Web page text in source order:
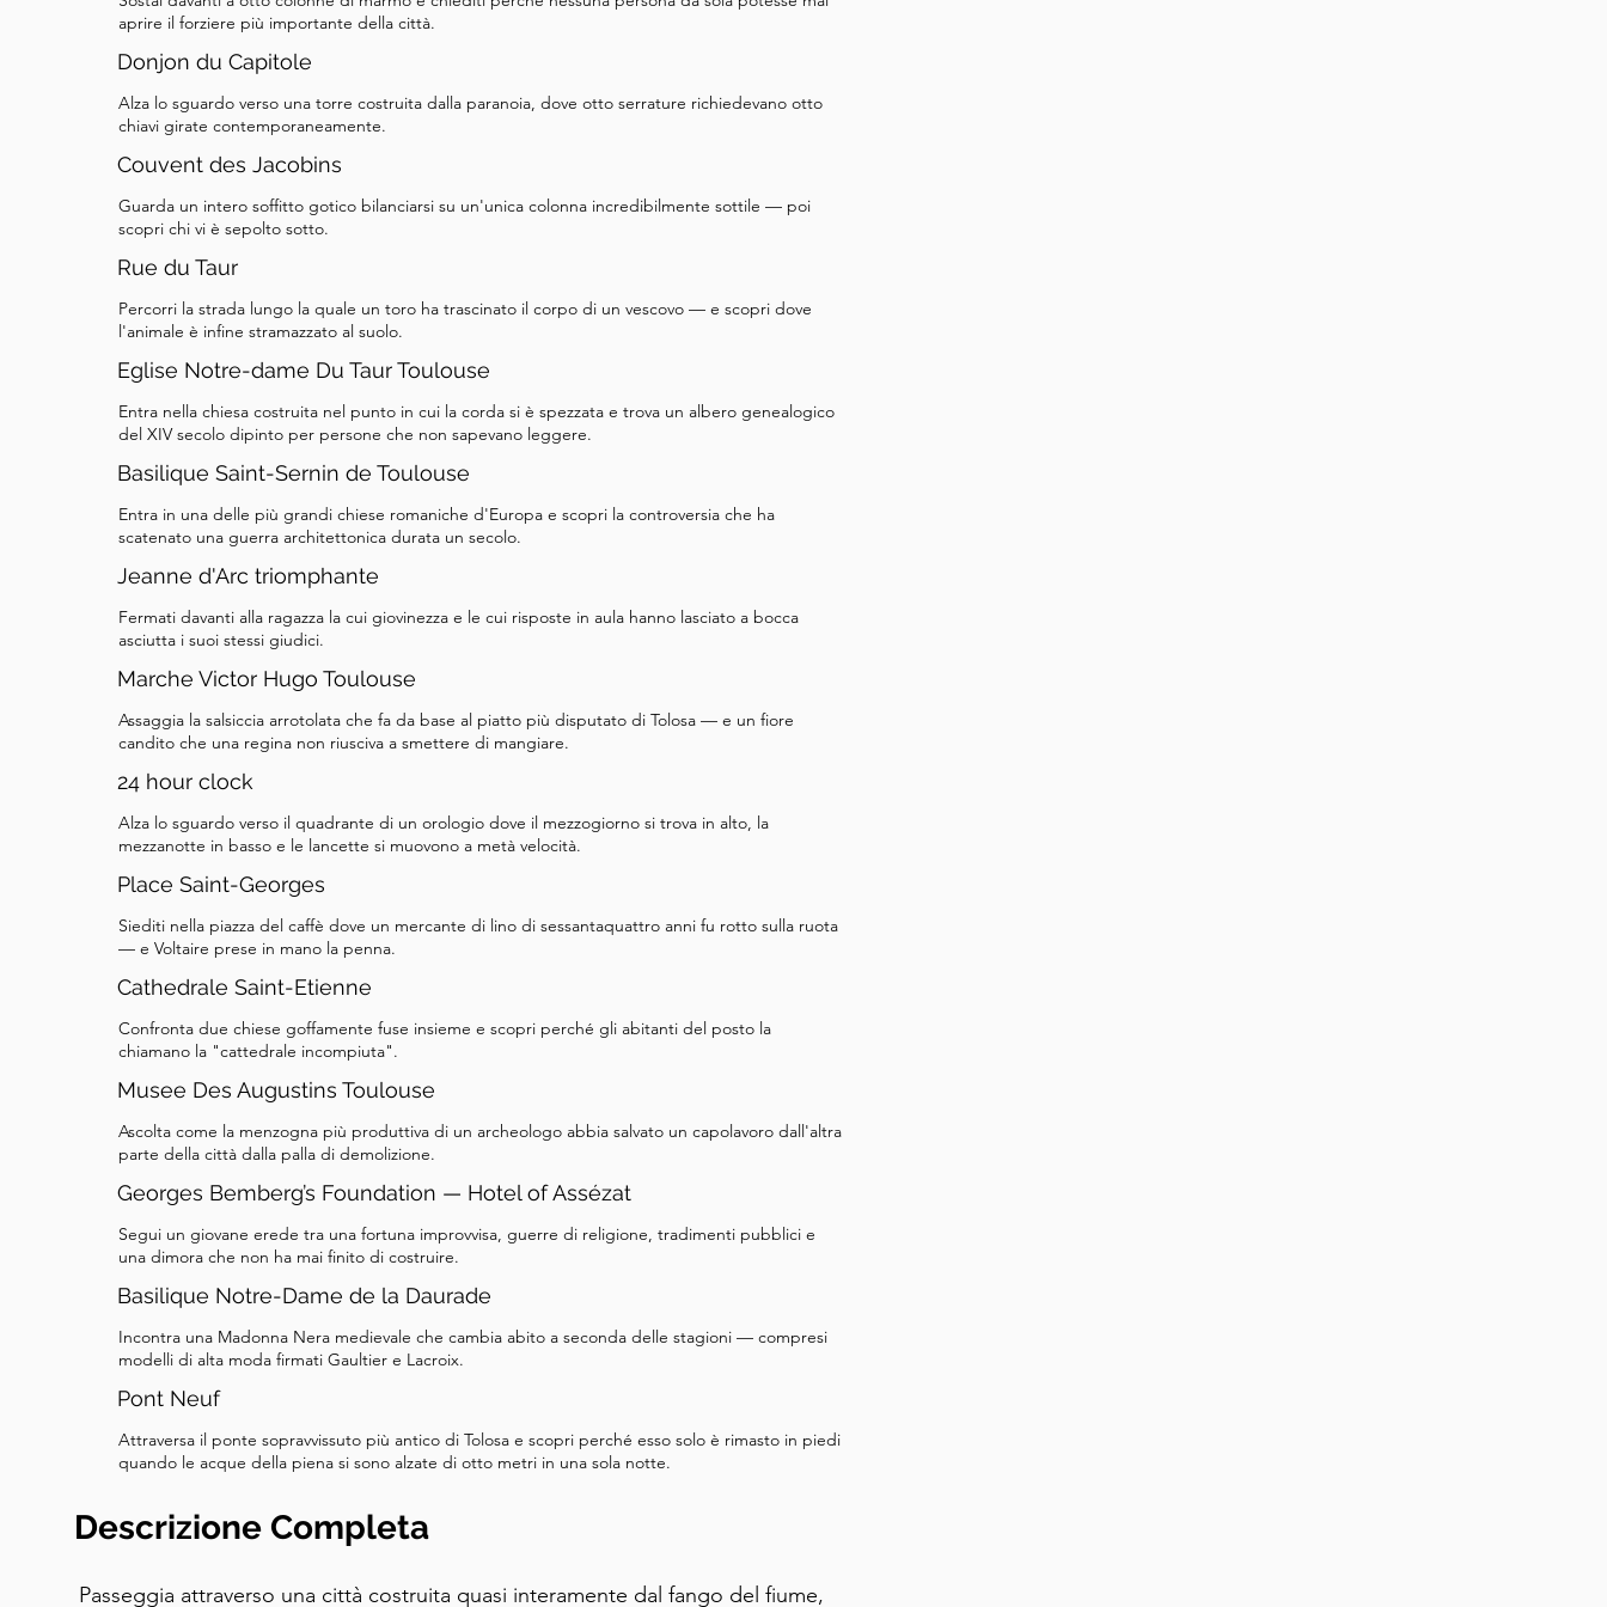
aprire il forziere più importante della città.
Donjon du Capitole
Alza lo sguardo verso una torre costruita dalla paranoia, dove otto serrature richiedevano otto
chiavi girate contemporaneamente.
Couvent des Jacobins
Guarda un intero soffitto gotico bilanciarsi su un'unica colonna incredibilmente sottile — poi
scopri chi vi è sepolto sotto.
Rue du Taur
Percorri la strada lungo la quale un toro ha trascinato il corpo di un vescovo — e scopri dove
l'animale è infine stramazzato al suolo.
Eglise Notre-dame Du Taur Toulouse
Entra nella chiesa costruita nel punto in cui la corda si è spezzata e trova un albero genealogico
del XIV secolo dipinto per persone che non sapevano leggere.
Basilique Saint-Sernin de Toulouse
Entra in una delle più grandi chiese romaniche d'Europa e scopri la controversia che ha
scatenato una guerra architettonica durata un secolo.
Jeanne d'Arc triomphante
Fermati davanti alla ragazza la cui giovinezza e le cui risposte in aula hanno lasciato a bocca
asciutta i suoi stessi giudici.
Marche Victor Hugo Toulouse
Assaggia la salsiccia arrotolata che fa da base al piatto più disputato di Tolosa — e un fiore
candito che una regina non riusciva a smettere di mangiare.
24 hour clock
Alza lo sguardo verso il quadrante di un orologio dove il mezzogiorno si trova in alto, la
mezzanotte in basso e le lancette si muovono a metà velocità.
Place Saint-Georges
Siediti nella piazza del caffè dove un mercante di lino di sessantaquattro anni fu rotto sulla ruota
— e Voltaire prese in mano la penna.
Cathedrale Saint-Etienne
Confronta due chiese goffamente fuse insieme e scopri perché gli abitanti del posto la
chiamano la "cattedrale incompiuta".
Musee Des Augustins Toulouse
Ascolta come la menzogna più produttiva di un archeologo abbia salvato un capolavoro dall'altra
parte della città dalla palla di demolizione.
Georges Bemberg’s Foundation — Hotel of Assézat
Segui un giovane erede tra una fortuna improvvisa, guerre di religione, tradimenti pubblici e
una dimora che non ha mai finito di costruire.
Basilique Notre-Dame de la Daurade
Incontra una Madonna Nera medievale che cambia abito a seconda delle stagioni — compresi
modelli di alta moda firmati Gaultier e Lacroix.
Pont Neuf
Attraversa il ponte sopravvissuto più antico di Tolosa e scopri perché esso solo è rimasto in piedi
quando le acque della piena si sono alzate di otto metri in una sola notte.
Descrizione Completa
Passeggia attraverso una città costruita quasi interamente dal fango del fiume,